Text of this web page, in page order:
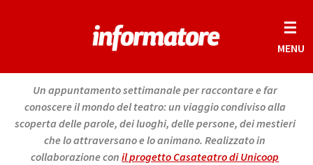
☰
MENU
Un appuntamento settimanale per raccontare e far
conoscere il mondo del teatro: un viaggio condiviso alla
scoperta delle parole, dei luoghi, delle persone, dei mestieri
che lo attraversano e lo animano. Realizzato in
collaborazione conil progetto Casateatro di Unicoop